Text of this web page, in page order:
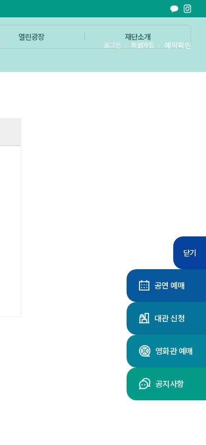
로그인 회원가입 예약확인
열린광장 재단소개
닫기
공연 예매
대관 신청
영화관 예매
공지사항